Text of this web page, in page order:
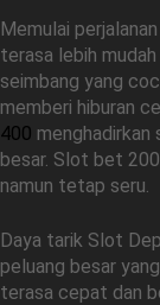
Memulai
terasa lebih
seimbang yang
memberi hiburan
400 menghadirkan
besar. Slot bet 200
namun tetap seru.
Daya tarik Slot
peluang besar
terasa cepat dan